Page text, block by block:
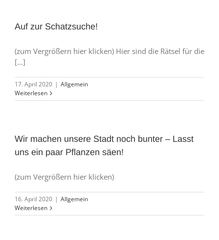
Auf zur Schatzsuche!
(zum Vergrößern hier klicken) Hier sind die Rätsel für die
[...]
17. April 2020 | Allgemein
Weiterlesen
Wir machen unsere Stadt noch bunter – Lasst
uns ein paar Pflanzen säen!
(zum Vergrößern hier klicken)
16. April 2020 | Allgemein
Weiterlesen